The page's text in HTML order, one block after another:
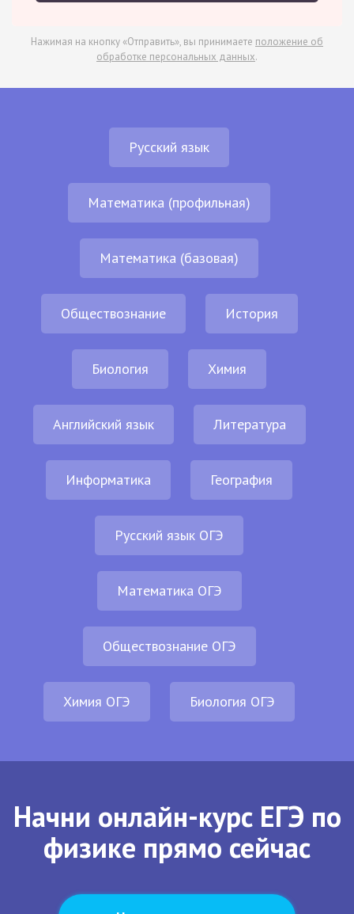
Нажимая на кнопку «Отправить», вы принимаете положение об
обработке персональных данных.
Русский язык
Математика (профильная)
Математика (базовая)
Обществознание История
Биология Химия
Английский язык Литература
Информатика География
Русский язык ОГЭ
Математика ОГЭ
Обществознание ОГЭ
Химия ОГЭ Биология ОГЭ
Начни онлайн-курс ЕГЭ по
физике прямо сейчас